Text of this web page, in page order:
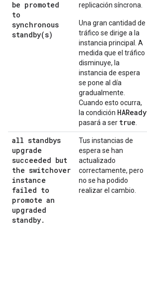
be promoted
to
synchronous
standby(s)
replicación síncrona.
Una gran cantidad de
tráfico se dirige a la
instancia principal. A
medida que el tráfico
disminuye, la
instancia de espera
se pone al día
gradualmente.
Cuando esto ocurra,
la condición HAReady
pasará a ser true
all standbys
upgrade
succeeded but
the switchover
instance
failed to
promote an
upgraded
standby.
Tus instancias de
espera se han
actualizado
correctamente, pero
no se ha podido
realizar el cambio.